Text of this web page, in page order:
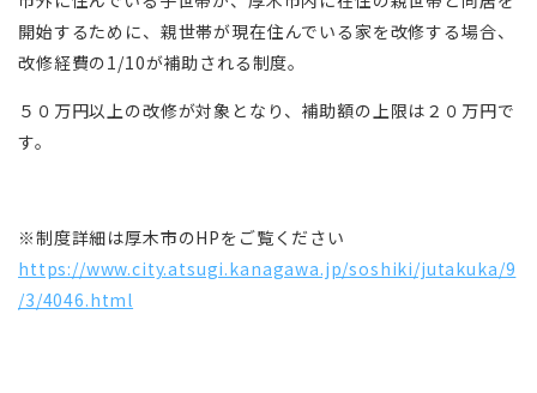
開始するために、親世帯が現在住んでいる家を改修する場合、
改修経費の1/10が補助される制度。
５０万円以上の改修が対象となり、補助額の上限は２０万円で
す。
※制度詳細は厚木市のHPをご覧ください
https://www.city.atsugi.kanagawa.jp/soshiki/jutakuka/9
/3/4046.html